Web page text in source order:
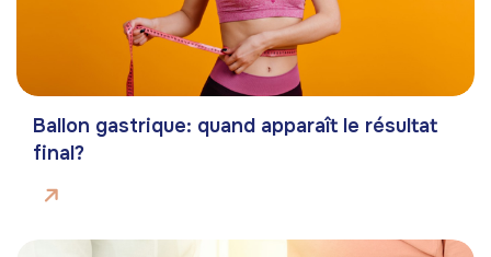
Ballon gastrique: quand apparaît le résultat
final?